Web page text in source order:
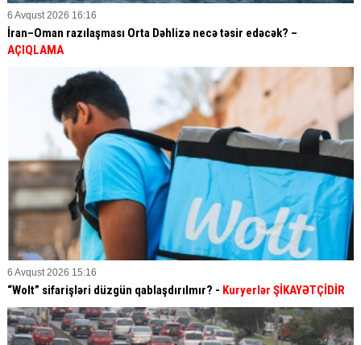
6 Avqust 2026 16:16
İran–Oman razılaşması Orta Dəhlizə necə təsir edəcək? –
AÇIQLAMA
6 Avqust 2026 15:16
“Wolt” sifarişləri düzgün qablaşdırılmır? - Kuryerlər ŞİKAYƏTÇİDİR